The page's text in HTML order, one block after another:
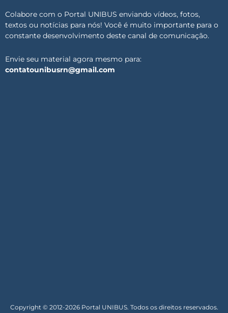
Colabore com o Portal UNIBUS enviando vídeos, fotos,
textos ou notícias para nós! Você é muito importante para o
constante desenvolvimento deste canal de comunicação.
Envie seu material agora mesmo para:
contatounibusrn@gmail.com
Copyright © 2012-2026 Portal UNIBUS. Todos os direitos reservados.